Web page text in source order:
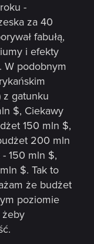
-
za 40
fabułą,
i efekty
W podobnym
z gatunku
$, Ciekawy
150 mln $,
200 mln
- 150 mln $,
$. Tak to
że budżet
poziomie
żeby